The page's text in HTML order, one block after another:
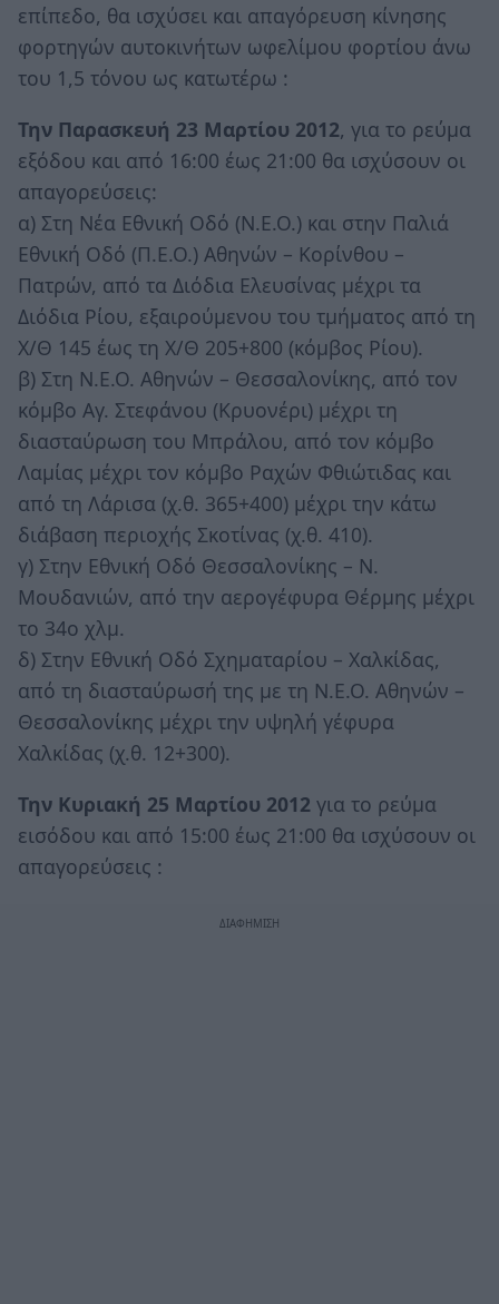
επίπεδο, θα ισχύσει και απαγόρευση κίνησης
φορτηγών αυτοκινήτων ωφελίμου φορτίου άνω
του 1,5 τόνου ως κατωτέρω :
Την Παρασκευή 23 Μαρτίου 2012, για το ρεύμα
εξόδου και από 16:00 έως 21:00 θα ισχύσουν οι
απαγορεύσεις:
α) Στη Νέα Εθνική Οδό (Ν.Ε.Ο.) και στην Παλιά
Εθνική Οδό (Π.Ε.Ο.) Αθηνών – Κορίνθου –
Πατρών, από τα Διόδια Ελευσίνας μέχρι τα
Διόδια Ρίου, εξαιρούμενου του τμήματος από τη
Χ/Θ 145 έως τη Χ/Θ 205+800 (κόμβος Ρίου).
β) Στη Ν.Ε.Ο. Αθηνών – Θεσσαλονίκης, από τον
κόμβο Αγ. Στεφάνου (Κρυονέρι) μέχρι τη
διασταύρωση του Μπράλου, από τον κόμβο
Λαμίας μέχρι τον κόμβο Ραχών Φθιώτιδας και
από τη Λάρισα (χ.θ. 365+400) μέχρι την κάτω
διάβαση περιοχής Σκοτίνας (χ.θ. 410).
γ) Στην Εθνική Οδό Θεσσαλονίκης – Ν.
Μουδανιών, από την αερογέφυρα Θέρμης μέχρι
το 34ο χλμ.
δ) Στην Εθνική Οδό Σχηματαρίου – Χαλκίδας,
από τη διασταύρωσή της με τη Ν.Ε.Ο. Αθηνών –
Θεσσαλονίκης μέχρι την υψηλή γέφυρα
Χαλκίδας (χ.θ. 12+300).
Την Κυριακή 25 Μαρτίου 2012 για το ρεύμα
εισόδου και από 15:00 έως 21:00 θα ισχύσουν οι
απαγορεύσεις :